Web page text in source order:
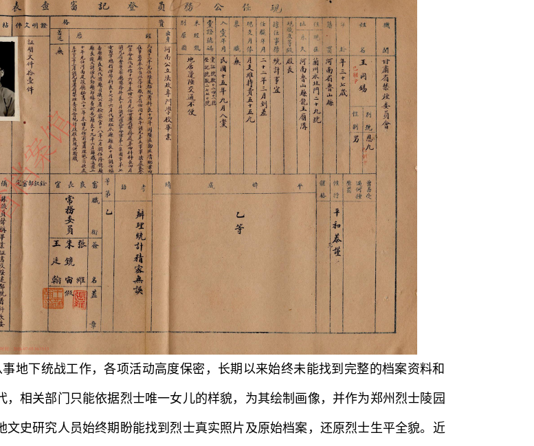
地下统战工作，各项活动高度保密，长期以来始终未能找到完整的档案资料和
，相关部门只能依据烈士唯一女儿的样貌，为其绘制画像，并作为郑州烈士陵园
文史研究人员始终期盼能找到烈士真实照片及原始档案，还原烈士生平全貌。近